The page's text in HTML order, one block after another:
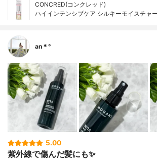
CONCRED(コンクレッド)
ハイインテンシブケア シルキーモイスチャ
an＊°
5.00
紫外線で傷んだ髪にも✨